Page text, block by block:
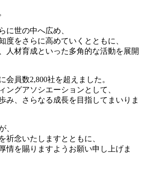
に世の中へ広め、
度をさらに高めていくとともに、
人材育成といった多角的な活動を展開
会員数2,800社を超えました。
ングアソシエーションとして、
み、さらなる成長を目指してまいりま
、
祈念いたしますとともに、
情を賜りますようお願い申し上げま